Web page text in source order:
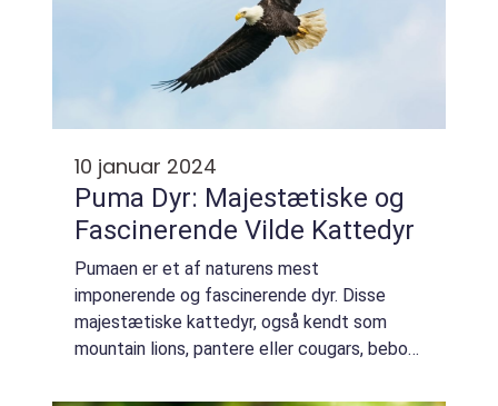
10 januar 2024
Puma Dyr: Majestætiske og
Fascinerende Vilde Kattedyr
Pumaen er et af naturens mest
imponerende og fascinerende dyr. Disse
majestætiske kattedyr, også kendt som
mountain lions, pantere eller cougars, beboer